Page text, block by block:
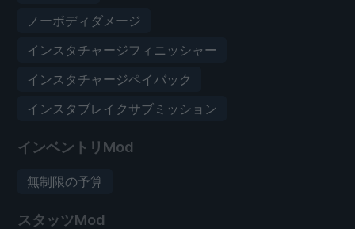
ノーボディダメージ
インスタチャージフィニッシャー
インスタチャージペイバック
インスタブレイクサブミッション
インベントリMod
無制限の予算
スタッツMod